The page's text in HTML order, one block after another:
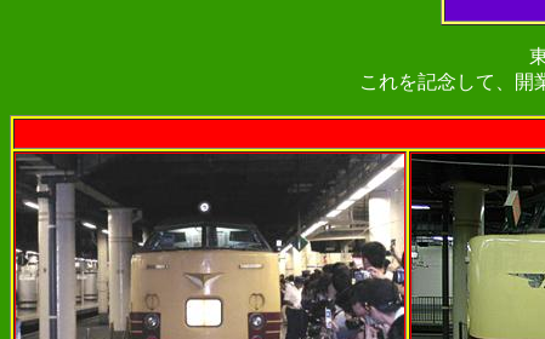
これを記念して、開